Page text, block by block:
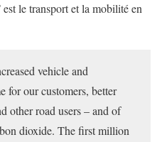
le transport et la mobilité en
vehicle and
for our customers, better
other road users – and of
dioxide. The first million